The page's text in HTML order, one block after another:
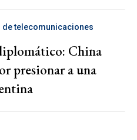
de telecomunicaciones
China
presionar a una